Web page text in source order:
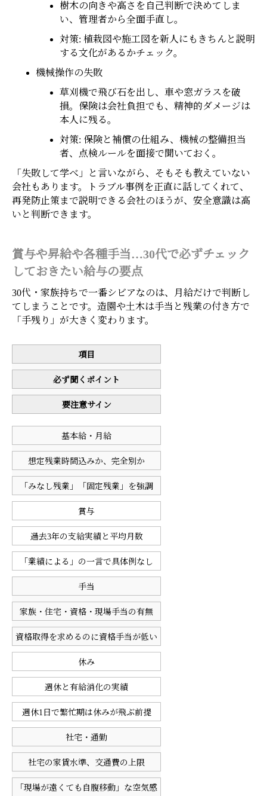
樹木の向きや高さを自己判断で決めてしま
い、管理者から全面手直し。
対策: 植栽図や施工図を新人にもきちんと説明
する文化があるかチェック。
機械操作の失敗
草刈機で飛び石を出し、車や窓ガラスを破
損。保険は会社負担でも、精神的ダメージは
本人に残る。
対策: 保険と補償の仕組み、機械の整備担当
者、点検ルールを面接で聞いておく。
「失敗して学べ」と言いながら、そもそも教えていない
会社もあります。トラブル事例を正直に話してくれて、
再発防止策まで説明できる会社のほうが、安全意識は高
いと判断できます。
賞与や昇給や各種手当…30代で必ずチェック
しておきたい給与の要点
30代・家族持ちで一番シビアなのは、月給だけで判断し
てしまうことです。造園や土木は手当と残業の付き方で
「手残り」が大きく変わります。
項目
必ず聞くポイント
要注意サイン
基本給・月給
想定残業時間込みか、完全別か
「みなし残業」「固定残業」を強調
賞与
過去3年の支給実績と平均月数
「業績による」の一言で具体例なし
手当
家族・住宅・資格・現場手当の有無
資格取得を求めるのに資格手当が低い
休み
週休と有給消化の実績
週休1日で繁忙期は休みが飛ぶ前提
社宅・通勤
社宅の家賃水準、交通費の上限
「現場が遠くても自腹移動」な空気感